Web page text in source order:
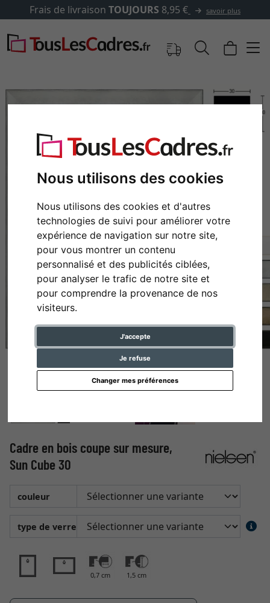
Nous utilisons des cookies
Nous utilisons des cookies et d'autres
technologies de suivi pour améliorer votre
expérience de navigation sur notre site,
pour vous montrer un contenu
personnalisé et des publicités ciblées,
pour analyser le trafic de notre site et
pour comprendre la provenance de nos
visiteurs.
J'accepte
Je refuse
Changer mes préférences
savoir plus ✓500 000 articles au
Retour
Cadre en bois coupe sur mesure,
Sun Cube 30
couleur
type de verre
0,7 cm 1,5 cm